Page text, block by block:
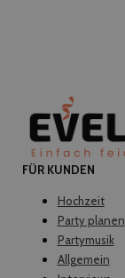
FÜR KUNDEN
Hochzeit
Party planen
Partymusik
Allgemein